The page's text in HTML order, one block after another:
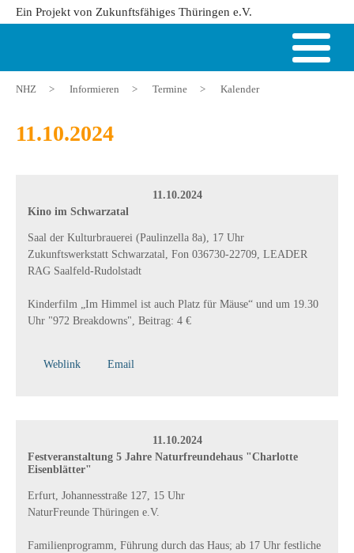
Ein Projekt von Zukunftsfähiges Thüringen e.V.
NHZ > Informieren > Termine > Kalender
11.10.2024
11.10.2024
Kino im Schwarzatal
Saal der Kulturbrauerei (Paulinzella 8a), 17 Uhr
Zukunftswerkstatt Schwarzatal, Fon 036730-22709, LEADER
RAG Saalfeld-Rudolstadt
Kinderfilm „Im Himmel ist auch Platz für Mäuse“ und um 19.30
Uhr "972 Breakdowns", Beitrag: 4 €
Weblink Email
11.10.2024
Festveranstaltung 5 Jahre Naturfreundehaus "Charlotte
Eisenblätter"
Erfurt, Johannesstraße 127, 15 Uhr
NaturFreunde Thüringen e.V.
Familienprogramm, Führung durch das Haus; ab 17 Uhr festliche